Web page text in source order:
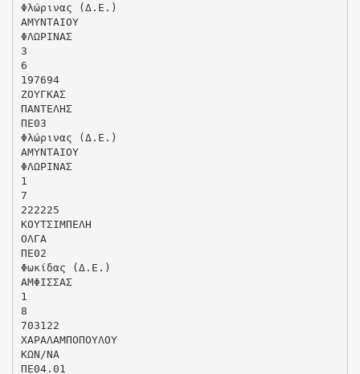
Φλώρινας (Δ.Ε.)
ΑΜΥΝΤΑΙΟΥ
ΦΛΩΡΙΝΑΣ
3
6
197694
ΖΟΥΓΚΑΣ
ΠΑΝΤΕΛΗΣ
ΠΕ03
Φλώρινας (Δ.Ε.)
ΑΜΥΝΤΑΙΟΥ
ΦΛΩΡΙΝΑΣ
1
7
222225
ΚΟΥΤΣΙΜΠΕΛΗ
ΟΛΓΑ
ΠΕ02
Φωκίδας (Δ.Ε.)
ΑΜΦΙΣΣΑΣ
1
8
703122
ΧΑΡΑΛΑΜΠΟΠΟΥΛΟΥ
ΚΩΝ/ΝΑ
ΠΕ04.01